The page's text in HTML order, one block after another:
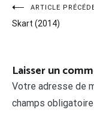
Navigation
de
ARTICLE
Skart (2014)
Laisser un
Votre adresse de
champs